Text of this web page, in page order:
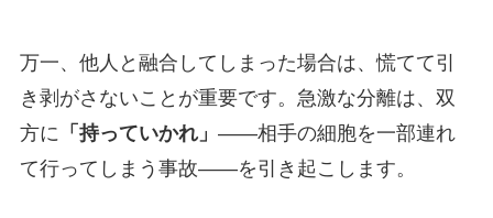
万一、他人と融合してしまった場合は、慌てて引
き剥がさないことが重要です。急激な分離は、双
方に 「持っていかれ」 ——相手の細胞を一部連れ
て行ってしまう事故——を引き起こします。